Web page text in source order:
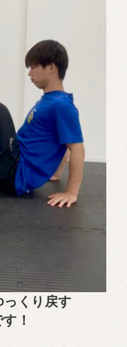
くり戻す
！